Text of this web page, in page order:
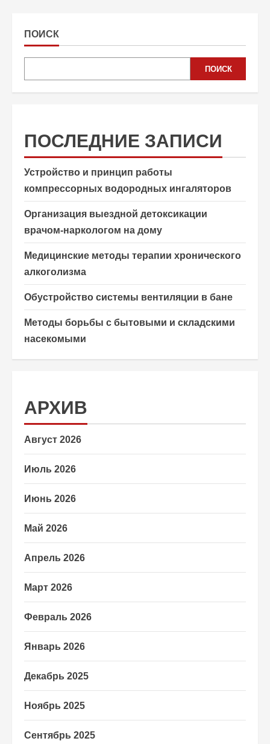
ПОИСК
ПОИСК
ПОСЛЕДНИЕ ЗАПИСИ
Устройство и принцип работы
компрессорных водородных ингаляторов
Организация выездной детоксикации
врачом-наркологом на дому
Медицинские методы терапии хронического
алкоголизма
Обустройство системы вентиляции в бане
Методы борьбы с бытовыми и складскими
насекомыми
АРХИВ
Август 2026
Июль 2026
Июнь 2026
Май 2026
Апрель 2026
Март 2026
Февраль 2026
Январь 2026
Декабрь 2025
Ноябрь 2025
Сентябрь 2025